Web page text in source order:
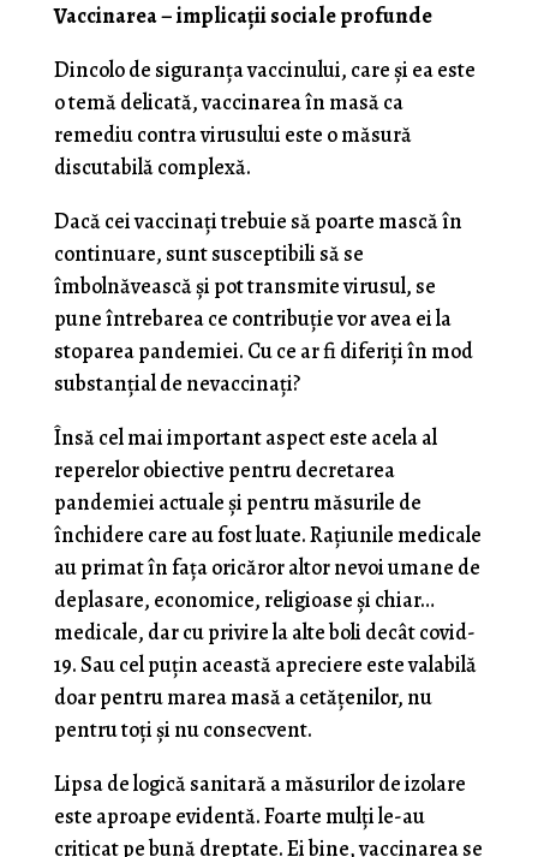
Vaccinarea – implicații sociale profunde
Dincolo de siguranța vaccinului, care și ea este
o temă delicată, vaccinarea în masă ca
remediu contra virusului este o măsură
discutabilă complexă.
Dacă cei vaccinați trebuie să poarte mască în
continuare, sunt susceptibili să se
îmbolnăvească și pot transmite virusul, se
pune întrebarea ce contribuție vor avea ei la
stoparea pandemiei. Cu ce ar fi diferiți în mod
substanțial de nevaccinați?
Însă cel mai important aspect este acela al
reperelor obiective pentru decretarea
pandemiei actuale și pentru măsurile de
închidere care au fost luate. Rațiunile medicale
au primat în fața oricăror altor nevoi umane de
deplasare, economice, religioase și chiar…
medicale, dar cu privire la alte boli decât covid-
19. Sau cel puțin această apreciere este valabilă
doar pentru marea masă a cetățenilor, nu
pentru toți și nu consecvent.
Lipsa de logică sanitară a măsurilor de izolare
este aproape evidentă. Foarte mulți le-au
criticat pe bună dreptate. Ei bine, vaccinarea se